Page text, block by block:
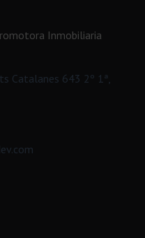
Inmobiliaria
Catalanes 643 2º 1ª,